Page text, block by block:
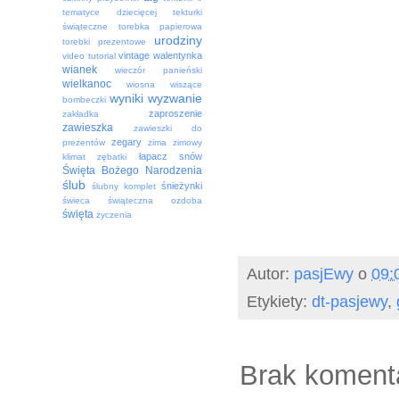
Autor: pasjEwy o
Etykiety: dt-pasjewy,
Brak
tematyce dziecięcej
tekturki
świąteczne
torebka papierowa
torebki prezentowe
urodziny
video tutorial vintage walentynka
wianek wieczór panieński
wielkanoc wiosna
wiszące
bombeczki wyniki wyzwanie
zakładka zaproszenie
zawieszka
zawieszki do
prezentów
zegary zima
zimowy
klimat
zębatki łapacz snów
Święta Bożego Narodzenia
ślub ślubny komplet śnieżynki
świeca świąteczna ozdoba
święta życzenia